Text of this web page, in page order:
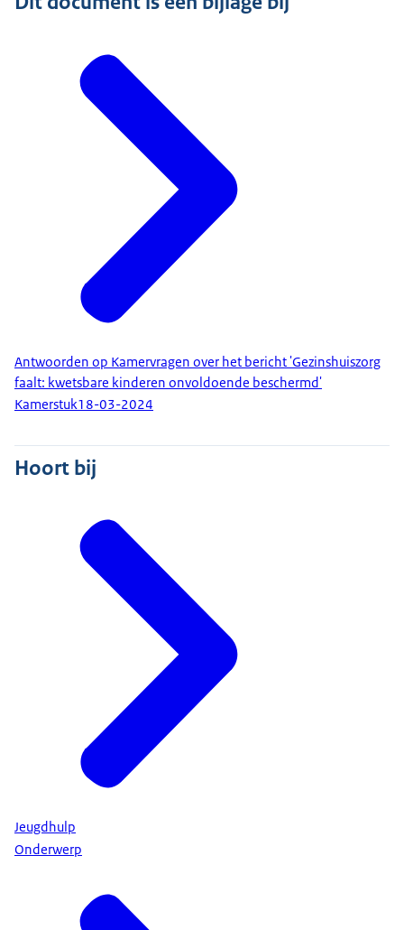
Antwoorden op Kamervragen over het bericht 'Gezinshuiszorg
faalt: kwetsbare kinderen onvoldoende beschermd'
Kamerstuk18-03-2024
Hoort bij
Jeugdhulp
Onderwerp